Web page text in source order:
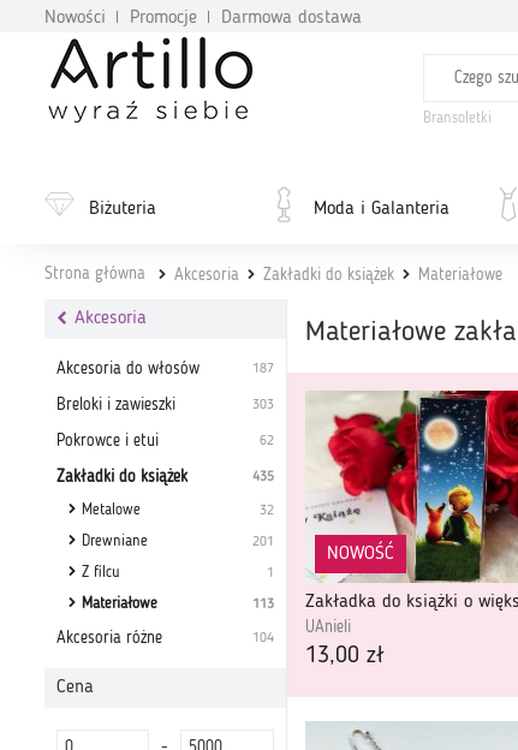
Nowości Promocje Darmowa dostawa
Bransoletki
Biżuteria Moda i Galanteria
Strona główna Akcesoria Zakładki do książek Materiałowe
Materiałowe
NOWOŚĆ
UAnieli
13,00 zł
Akcesoria
Akcesoria do włosów 187
Breloki i zawieszki 303
Pokrowce i etui 62
Zakładki do książek 435
Metalowe 32
Drewniane 201
Z filcu 1
Materiałowe 113
Akcesoria różne 104
Cena